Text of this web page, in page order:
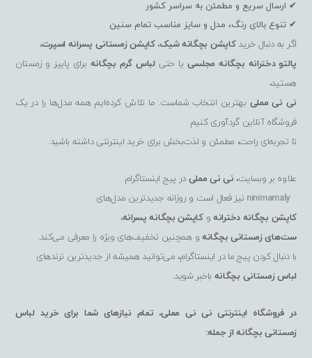
✔ ارسال سریع و مطمئن به سراسر کشور
✔ تنوع بالای رنگ، مدل و سایز مناسب تمام سنین
اگر به دنبال خریدکاپشن بچگانه شیک،کاپشن زمستانی پسرانه اسپرت،
پالتو دخترانه بچگانه مجلسی یا حتی لباس گرم بچگانه برای پاییز و زمستان
هستید،
نی نی مملی بهترین انتخاب شماست. ما تلاش کرده‌ایم همه مدل‌ها را در یک
فروشگاه آنلاین گردآوری کنیم
تا تجربه‌ای راحت، مطمئن و لذت‌بخش برای خرید اینترنتی داشته باشید.
علاوه بر وبسایت، نی نی مملیدر پیج اینستاگرام
ninimamaly نیز فعال است و روزانه جدیدترین مدل‌های
کاپشن بچگانه دخترانهوکاپشن بچگانه پسرانه،
ست‌های زمستانی بچگانهو همچنین تخفیف‌های ویژه را معرفی می‌کند.
با دنبال کردن پیج ما در اینستاگرام، می‌توانید همیشه از جدیدترین ترندهای
لباس زمستانی بچگانه باخبر شوید.
در فروشگاه اینترنتی نی نی مملی، تمام نیازهای شما برای خرید لباس
زمستانی بچگانه از جمله: